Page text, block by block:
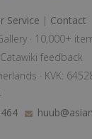
Service | Contact
· 10,000+
feedback
· KVK: